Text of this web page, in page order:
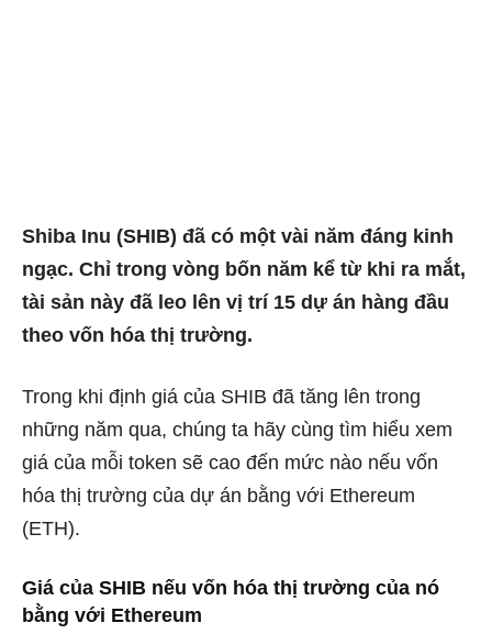
Shiba Inu (SHIB) đã có một vài năm đáng kinh
ngạc. Chỉ trong vòng bốn năm kể từ khi ra mắt,
tài sản này đã leo lên vị trí 15 dự án hàng đầu
theo vốn hóa thị trường.
Trong khi định giá của SHIB đã tăng lên trong
những năm qua, chúng ta hãy cùng tìm hiểu xem
giá của mỗi token sẽ cao đến mức nào nếu vốn
hóa thị trường của dự án bằng với Ethereum
(ETH).
Giá của SHIB nếu vốn hóa thị trường của nó
bằng với Ethereum